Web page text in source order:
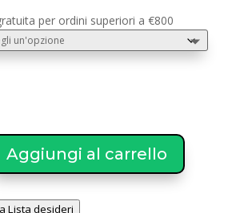
per ordini superiori a €800
Aggiungi al carrello
Lista desideri